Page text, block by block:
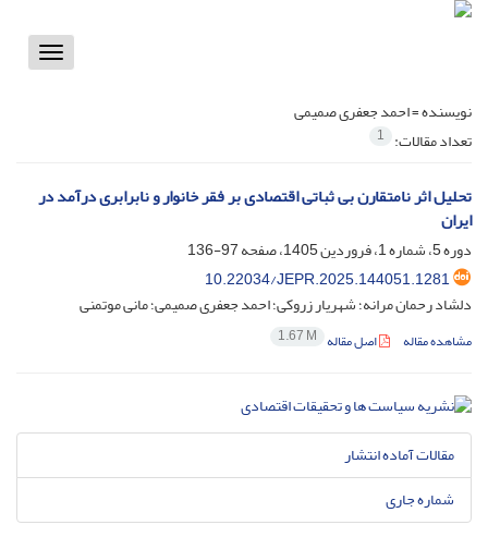
Toggle
نویسنده =احمد جعفری صمیمی
تعداد مقالات: 1
تحلیل اثر نامتقارن بی ثباتی اقتصادی بر فقر خانوار و نابرابری درآمد در
ایران
دوره 5، شماره 1، فروردین 1405، صفحه
97-136
10.22034/JEPR.2025.144051.1281
دلشاد رحمان مرانه؛ شهریار زروکی؛ احمد جعفری صمیمی؛ مانی موتمنی
مشاهده مقاله اصل مقاله 1.67 M
مقالات آماده انتشار
شماره جاری